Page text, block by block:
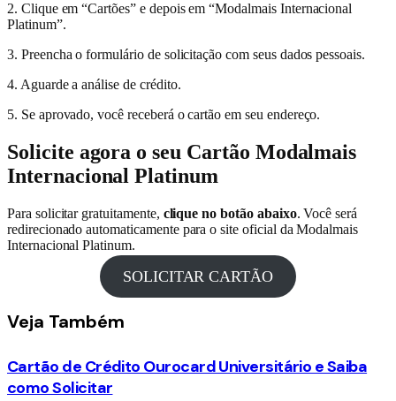
2. Clique em “Cartões” e depois em “Modalmais Internacional
Platinum”.
3. Preencha o formulário de solicitação com seus dados pessoais.
4. Aguarde a análise de crédito.
5. Se aprovado, você receberá o cartão em seu endereço.
Solicite agora o seu Cartão Modalmais
Internacional Platinum
Para solicitar gratuitamente, clique no botão abaixo. Você será
redirecionado automaticamente para o site oficial da Modalmais
Internacional Platinum.
SOLICITAR CARTÃO
Veja Também
Cartão de Crédito Ourocard Universitário e Saiba
como Solicitar